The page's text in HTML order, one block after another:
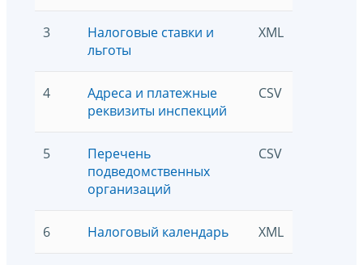
3
Налоговые ставки и
льготы
XML
4
Адреса и платежные
реквизиты инспекций
CSV
5
Перечень
подведомственных
организаций
CSV
6 Налоговый календарь XML